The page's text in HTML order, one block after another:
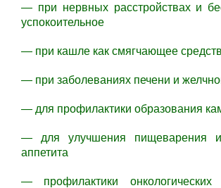
— при нервных расстройствах и
успокоительное
— при кашле как смягчающее
— при заболеваниях печени и
— для профилактики образования
— для улучшения пищеварения
аппетита
— профилактики онкологических